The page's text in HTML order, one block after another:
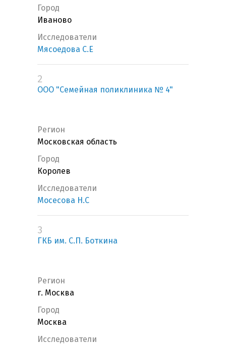
Город
Иваново
Исследователи
Мясоедова С.Е
2
ООО "Семейная поликлиника № 4"
Регион
Московская область
Город
Королев
Исследователи
Мосесова Н.С
3
ГКБ им. С.П. Боткина
Регион
г. Москва
Город
Москва
Исследователи